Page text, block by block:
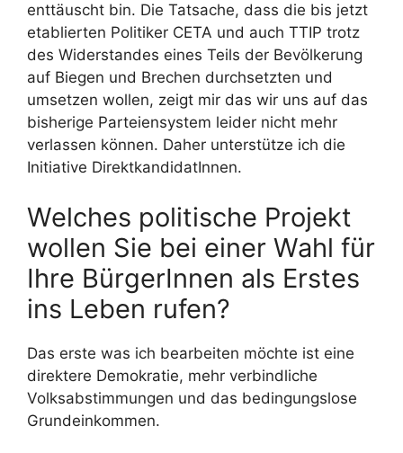
enttäuscht bin. Die Tatsache, dass die bis jetzt
etablierten Politiker CETA und auch TTIP trotz
des Widerstandes eines Teils der Bevölkerung
auf Biegen und Brechen durchsetzten und
umsetzen wollen, zeigt mir das wir uns auf das
bisherige Parteiensystem leider nicht mehr
verlassen können. Daher unterstütze ich die
Initiative DirektkandidatInnen.
Welches politische Projekt
wollen Sie bei einer Wahl für
Ihre BürgerInnen als Erstes
ins Leben rufen?
Das erste was ich bearbeiten möchte ist eine
direktere Demokratie, mehr verbindliche
Volksabstimmungen und das bedingungslose
Grundeinkommen.